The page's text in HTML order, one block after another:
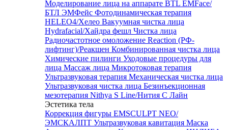
Моделирование лица на аппарате BTL EMFace/
БТЛ ЭМФейс Фотодинамическая терапия
HELEO4/Хелео Вакуумная чистка лица
Hydrafacial/Хайдра фешл Чистка лица
Радиочастотное омоложение Reaction (РФ-
лифтинг)/Реакшен Комбинированная чистка лица
Химические пилинги Уходовые процедуры для
лица Массаж лица Микротоковая терапия
Ультразвуковая терапия Механическая чистка лица
Ультразвуковая чистка лица Безинъекционная
мезотерапия Nithya S Line/Нития С Лайн
Эстетика тела
Коррекция фигуры EMSCULPT NEO/
ЭМСКАЛПТ Ультразвуковая кавитация Маска